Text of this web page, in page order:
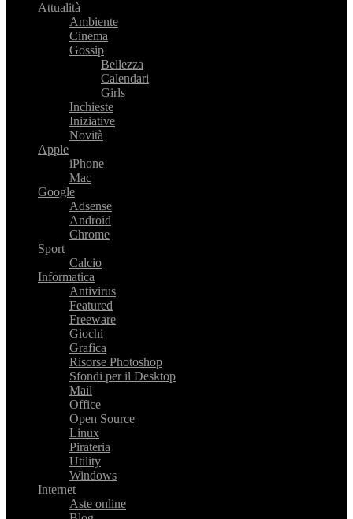
Attualità
Ambiente
Cinema
Gossip
Bellezza
Calendari
Girls
Inchieste
Iniziative
Novità
Apple
iPhone
Mac
Google
Adsense
Android
Chrome
Sport
Calcio
Informatica
Antivirus
Featured
Freeware
Giochi
Grafica
Risorse Photoshop
Sfondi per il Desktop
Mail
Office
Open Source
Linux
Pirateria
Utility
Windows
Internet
Aste online